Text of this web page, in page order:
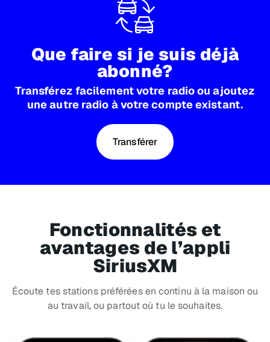
Que faire si je suis déjà
abonné?
Transférez facilement votre radio ou ajoutez
une autre radio à votre compte existant.
Transférer
Fonctionnalités et
avantages de l’appli
SiriusXM
Écoute tes stations préférées en continu à la maison ou
au travail, ou partout où tu le souhaites.